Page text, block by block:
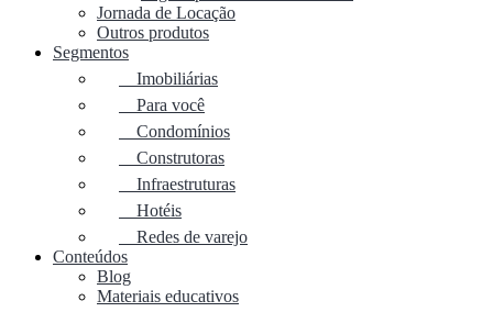
Jornada de Locação
Outros produtos
Segmentos
Imobiliárias
Para você
Condomínios
Construtoras
Infraestruturas
Hotéis
Redes de varejo
Conteúdos
Blog
Materiais educativos